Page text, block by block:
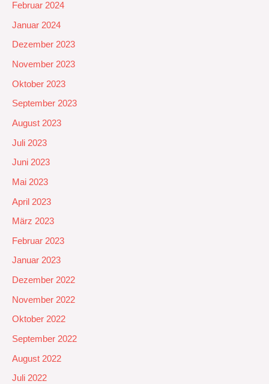
Februar 2024
Januar 2024
Dezember 2023
November 2023
Oktober 2023
September 2023
August 2023
Juli 2023
Juni 2023
Mai 2023
April 2023
März 2023
Februar 2023
Januar 2023
Dezember 2022
November 2022
Oktober 2022
September 2022
August 2022
Juli 2022